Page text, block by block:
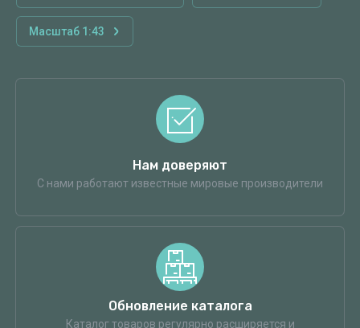
Масштаб 1:43
Нам доверяют
С нами работают известные мировые производители
Обновление каталога
Каталог товаров регулярно расширяется и